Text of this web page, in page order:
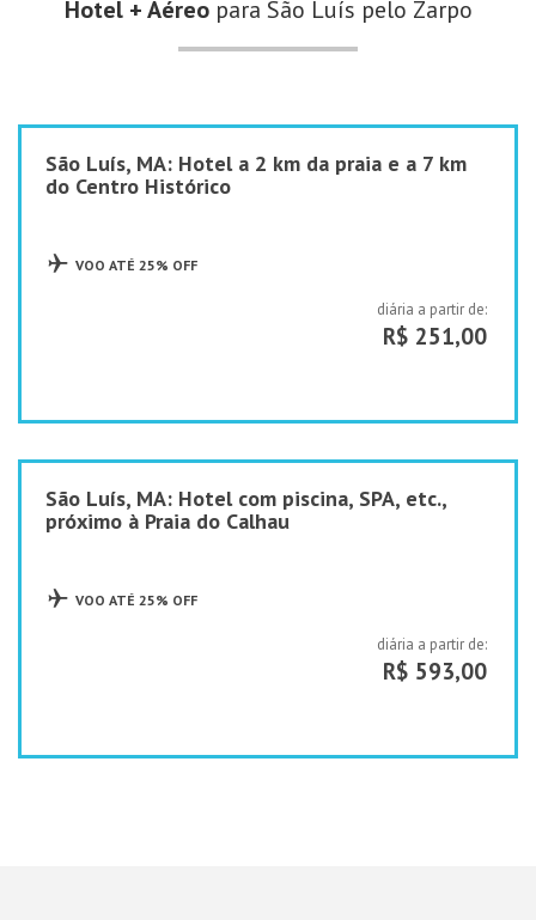
Hotel + Aéreopara São Luís pelo Zarpo
São Luís, MA: Hotel a 2 km da praia e a 7 km
do Centro Histórico
VOO ATÉ 25% OFF
diária a partir de:
R$ 251,00
São Luís, MA: Hotel com piscina, SPA, etc.,
próximo à Praia do Calhau
VOO ATÉ 25% OFF
diária a partir de:
R$ 593,00